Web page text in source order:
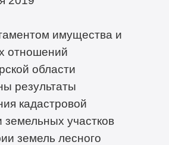
имущества и
отношений
области
результаты
кадастровой
земельных участков
земель лесного